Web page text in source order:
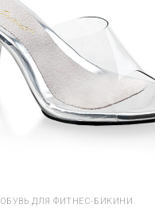
ОБУВЬ ДЛЯ ФИТНЕС-БИКИНИ